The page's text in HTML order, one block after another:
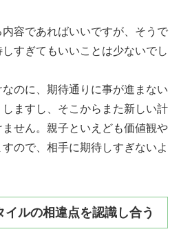
容であればいいですが、そうで
すぎてもいいことは少ないでし
のに、期待通りに事が進まない
ますし、そこからまた新しい計
せん。親子といえども価値観や
ので、相手に期待しすぎないよ
ルの相違点を認識し合う